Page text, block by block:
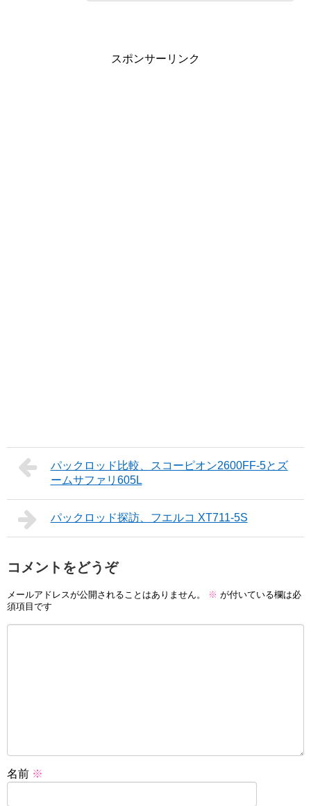
スポンサーリンク
パックロッド比較、スコーピオン2600FF-5とズ
ームサファリ605L
パックロッド探訪、フエルコ XT711-5S
コメントをどうぞ
メールアドレスが公開されることはありません。 ※ が付いている欄は必
須項目です
名前 ※